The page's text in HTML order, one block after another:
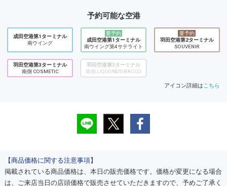
予約可能な空港
成田空港第1ターミナル
南ウイング
要予約
成田空港第1ターミナル
南ウイング第4サテライト
要予約
羽田空港第2ターミナル
SOUVENIR
羽田空港第3ターミナル
南側 COSMETIC
羽田空港第3ターミナル
南側 LIQUOR&TOBACCO
アイコン詳細はこちら
【商品価格に関する注意事項】
掲載されている商品価格は、本日の販売価格です。価格が変更になる場合
は、ご来店当日の店頭価格で販売させていただきますので、予めご了承く